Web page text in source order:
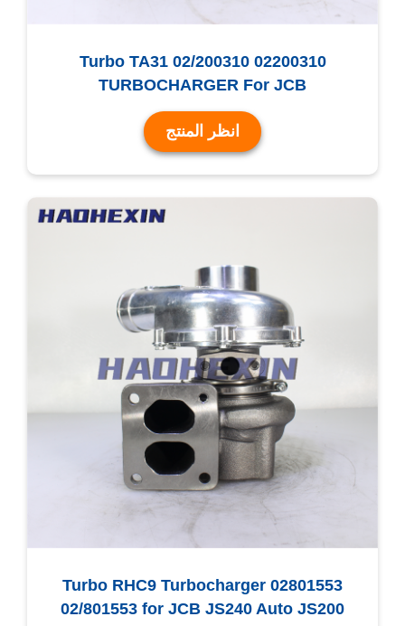
Turbo TA31 02/200310 02200310
TURBOCHARGER For JCB
انظر المنتج
Turbo RHC9 Turbocharger 02801553
02/801553 for JCB JS240 Auto JS200